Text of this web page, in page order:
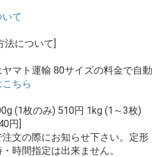
て
法について]
マト運輸 80サイズの料金で自動
ちら
(1枚のみ) 510円 1kg (1～3枚)
円]
文の際にお知らせ下さい。定形
時間指定は出来ません。